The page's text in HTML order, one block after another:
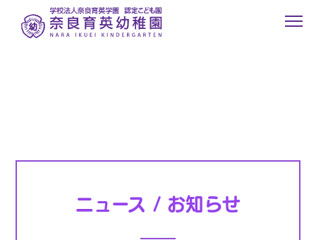
ニュース / お知らせ